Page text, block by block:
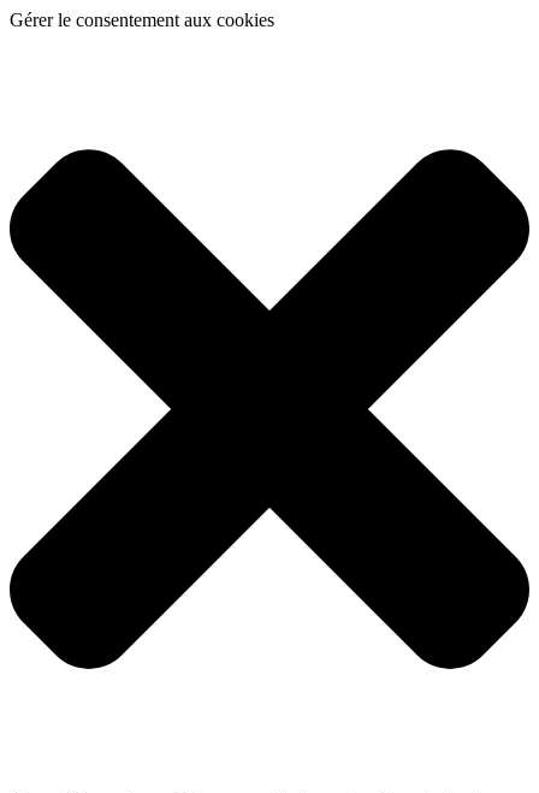
Gérer le consentement aux cookies